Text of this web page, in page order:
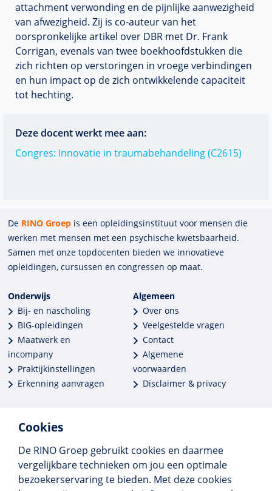
Cookies
De RINO Groep gebruikt cookies en daarmee
vergelijkbare technieken om jou een optimale
bezoekerservaring te bieden. Met deze cookies
attachment verwonding en de pijnlijke aanwezigheid
van afwezigheid. Zij is co-auteur van het
oorspronkelijke artikel over DBR met Dr. Frank
Corrigan, evenals van twee boekhoofdstukken die
zich richten op verstoringen in vroege verbindingen
en hun impact op de zich ontwikkelende capaciteit
tot hechting.
Deze docent werkt mee aan:
Congres: Innovatie in traumabehandeling (C2615)
De RINO Groep is een opleidings­insti­tuut voor mensen die
werken met mensen met een psychische kwets­baar­heid.
Samen met onze top­docenten bieden we innova­tieve
opleidingen, cursussen en congres­sen op maat.
Onderwijs
Bij- en nascholing
BIG-opleidingen
Maatwerk en
incompany
Praktijkinstellingen
Erkenning aanvragen
Algemeen
Over ons
Veelgestelde vragen
Contact
Algemene
voorwaarden
Disclaimer & privacy
Meer dan 250 opleidingen
Alle BIG-opleidingen in huis
Cedeo-erkend en CRKBO-geregistreerd